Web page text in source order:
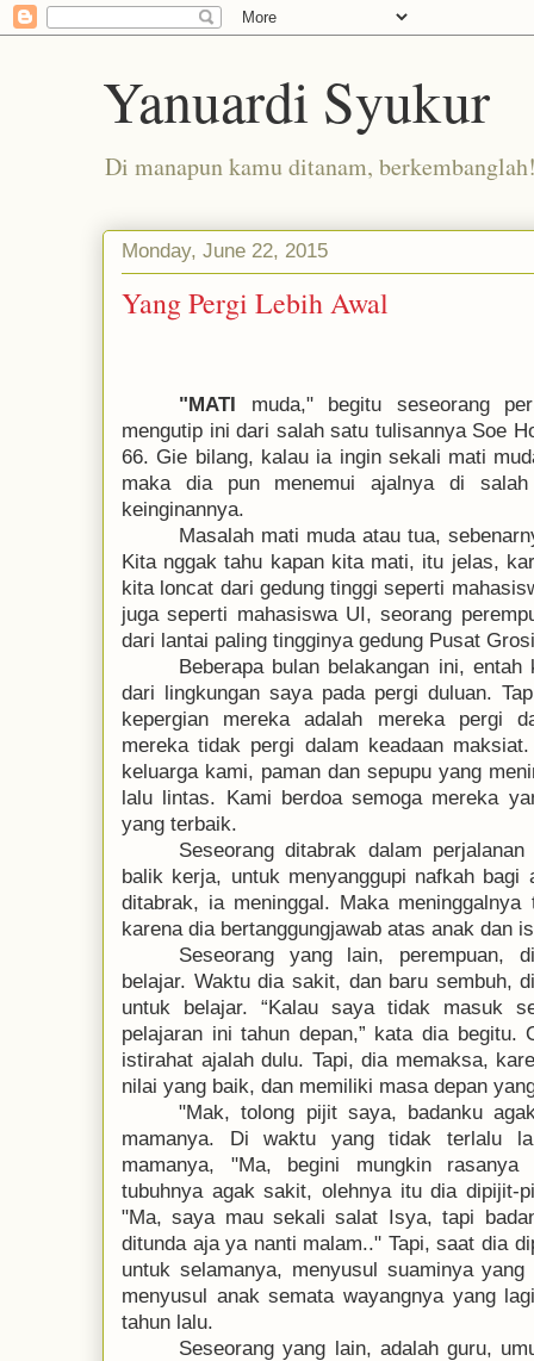
Yanuardi Syukur
Di manapun kamu ditanam,
Monday, June 22, 2015
Yang Pergi Lebih Awal
"MATI muda," begitu seseorang
mengutip ini dari salah satu tulisannya Soe
66. Gie bilang, kalau ia ingin sekali mati
maka dia pun menemui ajalnya di s
keinginannya.
Masalah mati muda atau tua,
Kita nggak tahu kapan kita mati, itu jelas,
kita loncat dari gedung tinggi seperti
juga seperti mahasiswa UI, seorang
dari lantai paling tingginya gedung Pusat
Beberapa bulan belakangan ini,
dari lingkungan saya pada pergi duluan.
kepergian mereka adalah mereka pergi
mereka tidak pergi dalam keadaan
keluarga kami, paman dan sepupu yang
lalu lintas. Kami berdoa semoga mereka
yang terbaik.
Seseorang ditabrak dalam
balik kerja, untuk menyanggupi nafkah
ditabrak, ia meninggal. Maka
karena dia bertanggungjawab atas anak dan
Seseorang yang lain, perempuan,
belajar. Waktu dia sakit, dan baru sembuh,
untuk belajar. “Kalau saya tidak masuk
pelajaran ini tahun depan,” kata dia begitu.
istirahat ajalah dulu. Tapi, dia memaksa,
nilai yang baik, dan memiliki masa depan
"Mak, tolong pijit saya, badanku
mamanya. Di waktu yang tidak terlalu
mamanya, "Ma, begini mungkin
tubuhnya agak sakit, olehnya itu dia dipijit-
"Ma, saya mau sekali salat Isya, tapi
ditunda aja ya nanti malam.." Tapi, saat dia
untuk selamanya, menyusul suaminya
menyusul anak semata wayangnya yang
tahun lalu.
Seseorang yang lain, adalah guru,